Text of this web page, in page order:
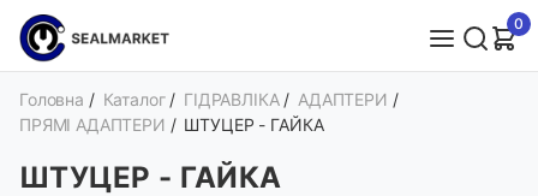
0
Головна / Каталог / ГІДРАВЛІКА / АДАПТЕРИ /
ПРЯМІ АДАПТЕРИ / ШТУЦЕР - ГАЙКА
ШТУЦЕР - ГАЙКА